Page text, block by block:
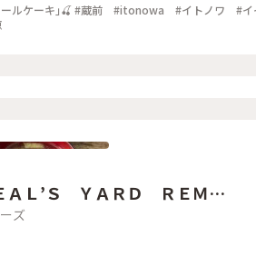
Ｌ’Ｓ ＹＡＲＤ ＲＥＭＥ
ズ